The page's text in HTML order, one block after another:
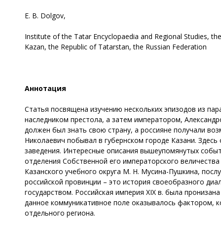
E. B. Dolgov,
Institute of the Tatar Encyclopaedia and Regional Studies,
Kazan, the Republic of Tatarstan, the Russian Federation
Аннотация
Статья посвящена изучению нескольких эпизодов из
наследником престола, а затем императором,
должен был знать свою страну, а россияне получали
Николаевич побывал в губернском городе Казани.
заведения. Интересные описания вышеупомянутых
отделения Собственной его императорского
Казанского учебного округа М. Н. Мусина-Пушкина,
российской провинции – это история своеобразного
государством. Российская империя XIX в. была
данное коммуникативное поле оказывалось фактором,
отдельного региона.